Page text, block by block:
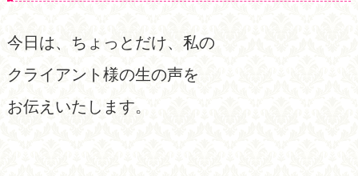
今日は、ちょっとだけ、私の
クライアント様の生の声を
お伝えいたします。